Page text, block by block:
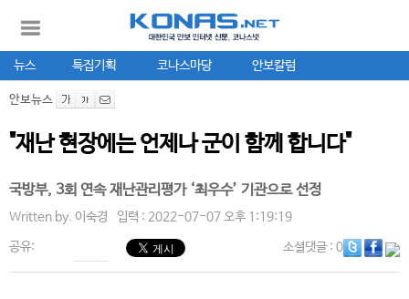
뉴스 특집기획 코나스마당 안보칼럼
안보뉴스
"재난 현장에는 언제나 군이 함께 합니다"
국방부, 3회 연속 재난관리평가 ‘최우수’ 기관으로 선정
Written by. 이숙경 입력 : 2022-07-07 오후 1:19:19
공유: 소셜댓글: 0